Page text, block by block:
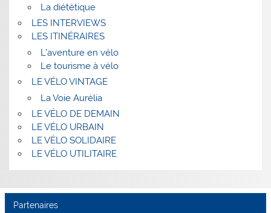
La diététique
LES INTERVIEWS
LES ITINÉRAIRES
L’aventure en vélo
Le tourisme à vélo
LE VÉLO VINTAGE
La Voie Aurélia
LE VÉLO DE DEMAIN
LE VÉLO URBAIN
LE VÉLO SOLIDAIRE
LE VÉLO UTILITAIRE
Partenaires